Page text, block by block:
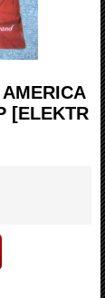
[ELEKTR